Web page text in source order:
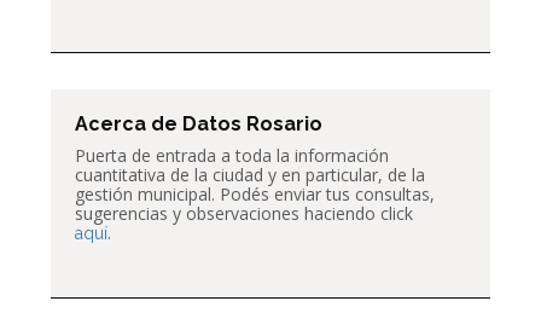
Acerca de Datos Rosario
Puerta de entrada a toda la información
cuantitativa de la ciudad y en particular, de la
gestión municipal. Podés enviar tus consultas,
sugerencias y observaciones haciendo click
aquí.